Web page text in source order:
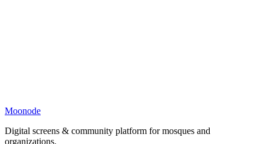
Moonode
Digital screens & community platform for mosques and
organizations.